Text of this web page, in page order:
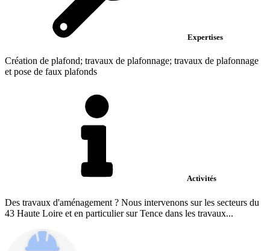
Expertises
Création de plafond; travaux de plafonnage; travaux de plafonnage
et pose de faux plafonds
Activités
Des travaux d'aménagement ? Nous intervenons sur les secteurs du
43 Haute Loire et en particulier sur Tence dans les travaux...